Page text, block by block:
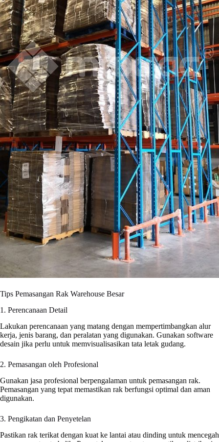
Tips Pemasangan Rak Warehouse Besar
1. Perencanaan Detail
Lakukan perencanaan yang matang dengan mempertimbangkan alur
kerja, jenis barang, dan peralatan yang digunakan. Gunakan software
desain jika perlu untuk memvisualisasikan tata letak gudang.
2. Pemasangan oleh Profesional
Gunakan jasa profesional berpengalaman untuk pemasangan rak.
Pemasangan yang tepat memastikan rak berfungsi optimal dan aman
digunakan.
3. Pengikatan dan Penyetelan
Pastikan rak terikat dengan kuat ke lantai atau dinding untuk mencegah